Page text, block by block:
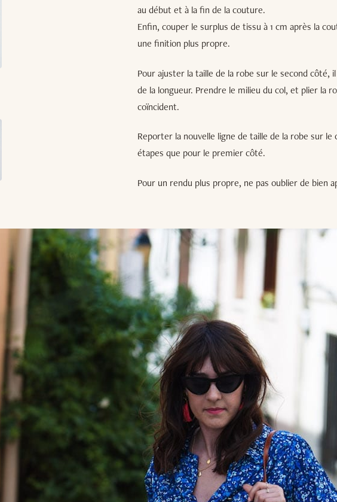
au début et à la fin de la couture.
Enfin, couper le surplus de tissu à 1 cm après la
une finition plus propre.
Pour ajuster la taille de la robe sur le second côté,
de la longueur. Prendre le milieu du col, et plier la
coïncident.
Reporter la nouvelle ligne de taille de la robe sur
étapes que pour le premier côté.
Pour un rendu plus propre, ne pas oublier de bien